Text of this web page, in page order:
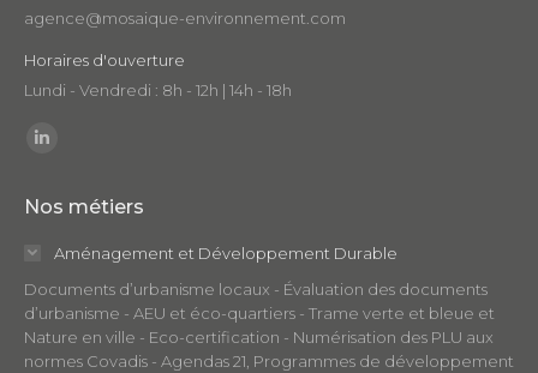
agence@mosaique-environnement.com
Horaires d'ouverture
Lundi - Vendredi : 8h - 12h | 14h - 18h
Trouvez nous sur :
opens
window
Nos métiers
Aménagement et Développement Durable
Documents d’urbanisme locaux - Évaluation des documents
d’urbanisme - AEU et éco-quartiers - Trame verte et bleue et
Nature en ville - Eco-certification - Numérisation des PLU aux
normes Covadis - Agendas 21, Programmes de développement